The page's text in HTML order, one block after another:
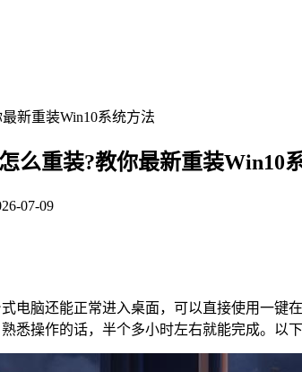
新重装Win10系统方法
么重装?教你最新重装Win10
07-09
电脑还能正常进入桌面，可以直接使用一
悉操作的话，半个多小时左右就能完成。以